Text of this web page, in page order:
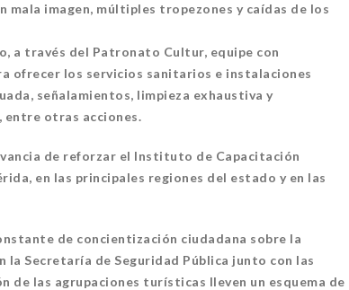
imagen, múltiples tropezones y caídas de los
a través del Patronato Cultur, equipe con
ofrecer los servicios sanitarios e instalaciones
señalamientos, limpieza exhaustiva y
entre otras acciones.
de reforzar el Instituto de Capacitación
en las principales regiones del estado y en las
de concientización ciudadana sobre la
Secretaría de Seguridad Pública junto con las
de las agrupaciones turísticas lleven un esquema de